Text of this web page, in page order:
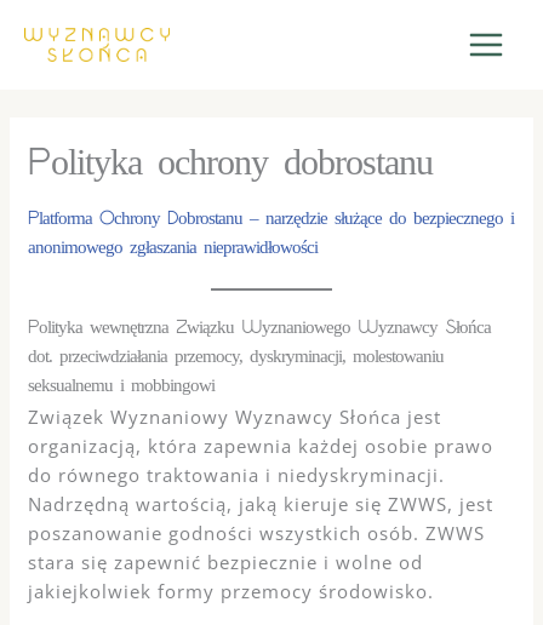
Polityka ochrony dobrostanu
Platforma Ochrony Dobrostanu – narzędzie służące do bezpiecznego i
anonimowego zgłaszania nieprawidłowości
Polityka wewnętrzna Związku Wyznaniowego Wyznawcy Słońca
dot. przeciwdziałania przemocy, dyskryminacji, molestowaniu
seksualnemu i mobbingowi
Związek Wyznaniowy Wyznawcy Słońca jest
organizacją, która zapewnia każdej osobie prawo
do równego traktowania i niedyskryminacji.
Nadrzędną wartością, jaką kieruje się ZWWS, jest
poszanowanie godności wszystkich osób. ZWWS
stara się zapewnić bezpiecznie i wolne od
jakiejkolwiek formy przemocy środowisko.